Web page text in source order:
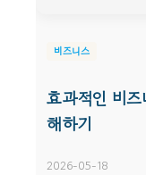
비즈니스
효과적인 비
해하기
2026-05-18